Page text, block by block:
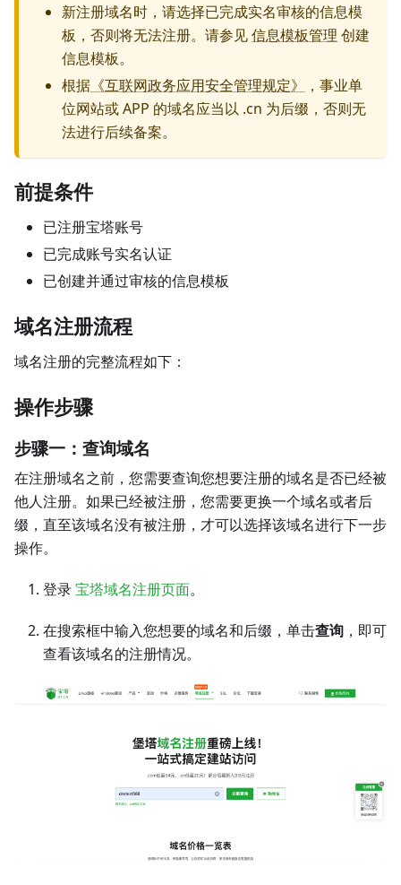
新注册域名时，请选择已完成实名审核的信息模
板，否则将无法注册。请参见信息模板管理 创建
信息模板。
根据 《互联网政务应用安全管理规定》
，事业单
位网站或 APP 的域名应当以 .cn 为后缀，否则无
法进行后续备案。
前提条件
已注册宝塔账号
已完成账号实名认证
已创建并通过审核的信息模板
域名注册流程
域名注册的完整流程如下：
操作步骤
步骤一：查询域名
在注册域名之前，您需要查询您想要注册的域名是否已经被
他人注册。如果已经被注册，您需要更换一个域名或者后
缀，直至该域名没有被注册，才可以选择该域名进行下一步
操作。
登录宝塔域名注册页面。
在搜索框中输入您想要的域名和后缀，单击查询 ，即可
查看该域名的注册情况。